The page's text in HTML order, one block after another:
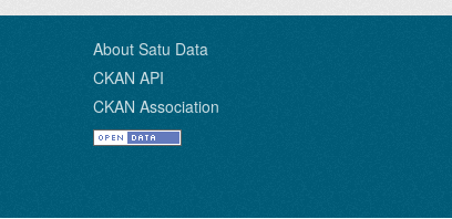
About Satu Data
CKAN API
CKAN Association